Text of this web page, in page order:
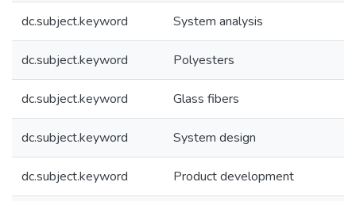
dc.subject.keyword System analysis
dc.subject.keyword Polyesters
dc.subject.keyword Glass fibers
dc.subject.keyword System design
dc.subject.keyword Product development